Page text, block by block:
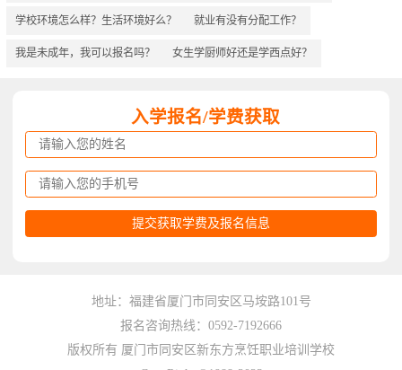
学校环境怎么样？生活环境好么？ 就业有没有分配工作？
我是未成年，我可以报名吗？ 女生学厨师好还是学西点好？
入学报名/学费获取
地址：福建省厦门市同安区马垵路101号
报名咨询热线：0592-7192666
版权所有 厦门市同安区新东方烹饪职业培训学校